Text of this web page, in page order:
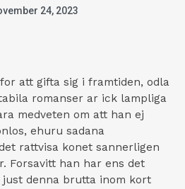
24, 2023
att gifta sig i framtiden, odla
romanser ar ick lampliga
medveten om att han ej
ehuru sadana
rattvisa konet sannerligen
Forsavitt han har ens det
denna brutta inom kort